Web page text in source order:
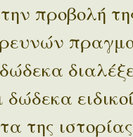
προβολή
της